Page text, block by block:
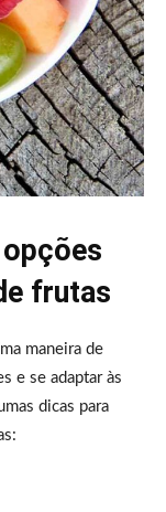
frutas
maneira de
e se adaptar às
dicas para